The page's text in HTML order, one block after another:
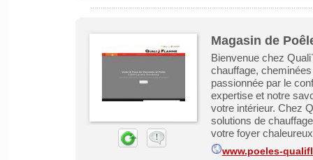
Magasin de
Bienvenue chez
chauffage,
passionnée par le
expertise et notre
votre intérieur. Chez
solutions de
votre foyer
www.poeles-